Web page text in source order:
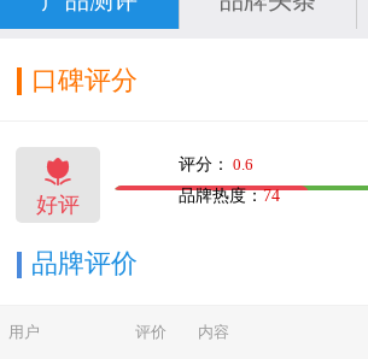
口碑评分

好评
评分： 0.6
品牌热度：74
品牌评价
用户 评价 内容